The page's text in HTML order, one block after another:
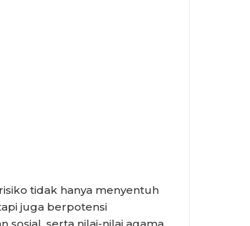
tidak hanya menyentuh
juga berpotensi